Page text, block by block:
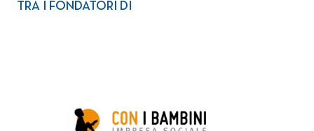
TRA I FONDATORI DI